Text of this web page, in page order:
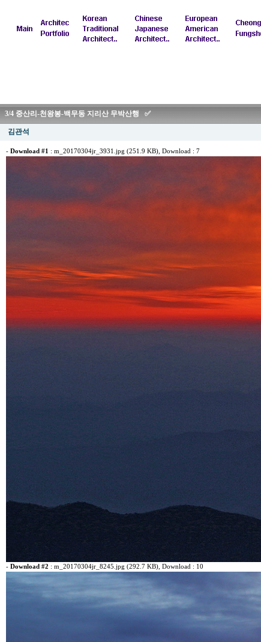
3/4 중산리-천왕봉-백무동 지리산 무박산행 ✅
김관석
- Download #1 : m_20170304jr_3931.jpg (251.9 KB) , Download : 7
- Download #2 : m_20170304jr_8245.jpg (292.7 KB) , Download : 10